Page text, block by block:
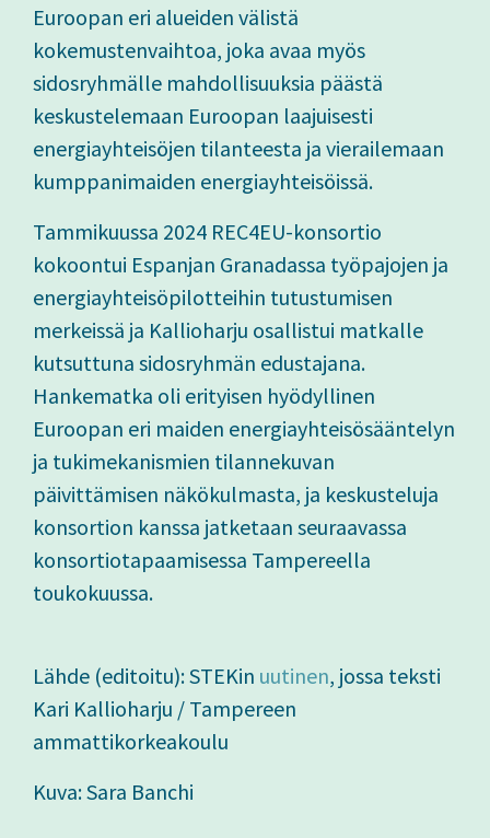
Euroopan eri alueiden välistä
kokemustenvaihtoa, joka avaa myös
sidosryhmälle mahdollisuuksia päästä
keskustelemaan Euroopan laajuisesti
energiayhteisöjen tilanteesta ja vierailemaan
kumppanimaiden energiayhteisöissä.
Tammikuussa 2024 REC4EU-konsortio
kokoontui Espanjan Granadassa työpajojen ja
energiayhteisöpilotteihin tutustumisen
merkeissä ja Kallioharju osallistui matkalle
kutsuttuna sidosryhmän edustajana.
Hankematka oli erityisen hyödyllinen
Euroopan eri maiden energiayhteisösääntelyn
ja tukimekanismien tilannekuvan
päivittämisen näkökulmasta, ja keskusteluja
konsortion kanssa jatketaan seuraavassa
konsortiotapaamisessa Tampereella
toukokuussa.
Lähde (editoitu): STEKin uutinen, jossa teksti
Kari Kallioharju / Tampereen
ammattikorkeakoulu
Kuva: Sara Banchi